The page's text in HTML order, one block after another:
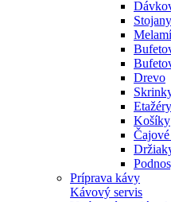
Drevo
Etažéry
Košíky
Príprava kávy
Kávový servis